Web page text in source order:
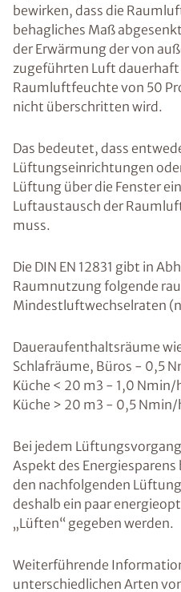
bewirken, dass die
behagliches Maß
der Erwärmung der von
zugeführten Luft dauerhaft
Raumluftfeuchte von 50
nicht überschritten wird.
Das bedeutet, dass
Lüftungseinrichtungen
Lüftung über die Fenster
Luftaustausch der
muss.
Die DIN EN 12831 gibt in
Raumnutzung folgende
Mindestluftwechselraten
Daueraufenthaltsräume
Schlafräume, Büros - 0,5
Küche < 20 m3 - 1,0 Nmin/
Küche > 20 m3 - 0,5 Nmin/
Bei jedem
Aspekt des
den nachfolgenden
deshalb ein paar
„Lüften“ gegeben werden.
Weiterführende
unterschiedlichen Arten